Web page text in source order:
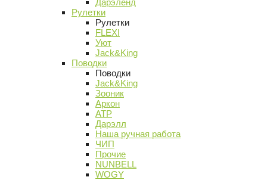
Дарэленд
Рулетки
Рулетки
FLEXI
Уют
Jack&King
Поводки
Поводки
Jack&King
Зооник
Аркон
АТР
Дарэлл
Наша ручная работа
ЧИП
Прочие
NUNBELL
WOGY